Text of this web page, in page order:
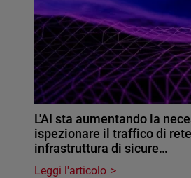
L'AI sta aumentando la
ispezionare il traffico di
infrastruttura di sicure…
Leggi l'articolo